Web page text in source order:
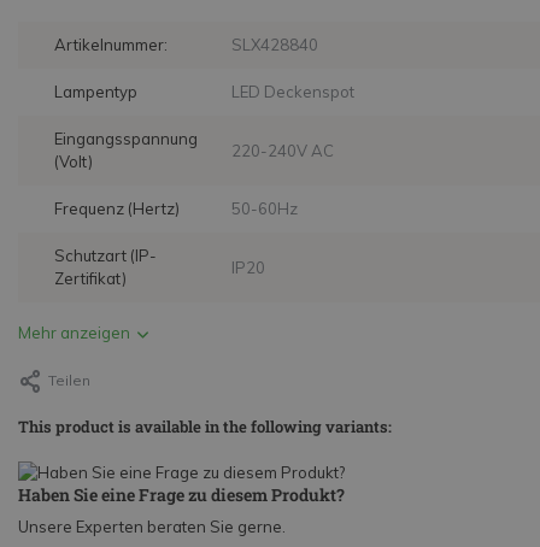
Artikelnummer: SLX428840
Lampentyp LED Deckenspot
Eingangsspannung
(Volt)
220-240V AC
Frequenz (Hertz) 50-60Hz
Schutzart (IP-
Zertifikat)
IP20
Mehr anzeigen
Teilen
This product is available in the following variants:
Haben Sie eine Frage zu diesem Produkt?
Unsere Experten beraten Sie gerne.